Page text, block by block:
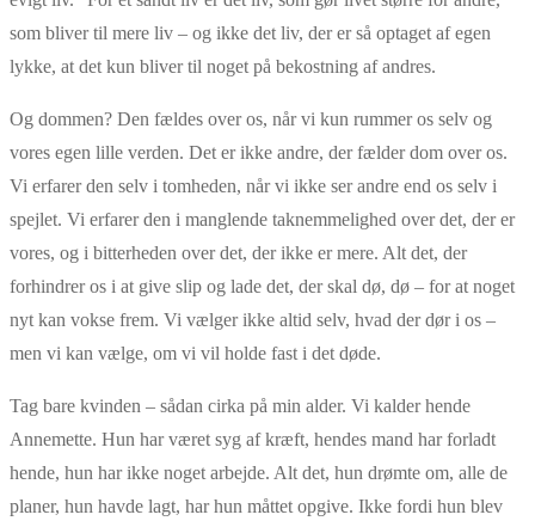
som bliver til mere liv – og ikke det liv, der er så optaget af egen
lykke, at det kun bliver til noget på bekostning af andres.
Og dommen? Den fældes over os, når vi kun rummer os selv og
vores egen lille verden. Det er ikke andre, der fælder dom over os.
Vi erfarer den selv i tomheden, når vi ikke ser andre end os selv i
spejlet. Vi erfarer den i manglende taknemmelighed over det, der er
vores, og i bitterheden over det, der ikke er mere. Alt det, der
forhindrer os i at give slip og lade det, der skal dø, dø – for at noget
nyt kan vokse frem. Vi vælger ikke altid selv, hvad der dør i os –
men vi kan vælge, om vi vil holde fast i det døde.
Tag bare kvinden – sådan cirka på min alder. Vi kalder hende
Annemette. Hun har været syg af kræft, hendes mand har forladt
hende, hun har ikke noget arbejde. Alt det, hun drømte om, alle de
planer, hun havde lagt, har hun måttet opgive. Ikke fordi hun blev